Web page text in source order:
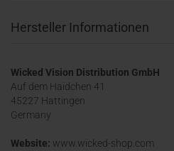
Hersteller Informationen
Wicked Vision Distribution GmbH
Auf dem Haidchen 41
45227 Hattingen
Germany
Website: www.wicked-shop.com